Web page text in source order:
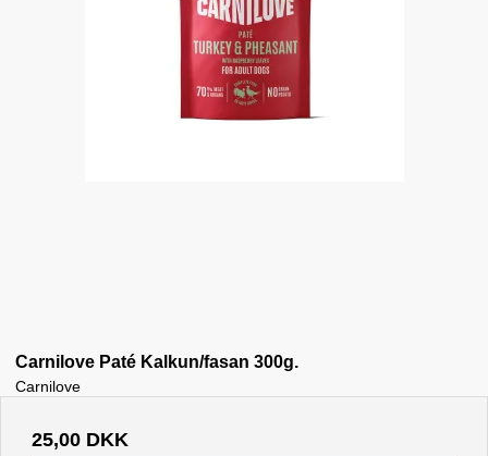
Carnilove Paté Kalkun/fasan 300g.
Carnilove
25,00 DKK